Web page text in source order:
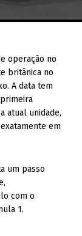
operação no
britânica no
A data tem
atual unidade,
em
um passo
com o
1.